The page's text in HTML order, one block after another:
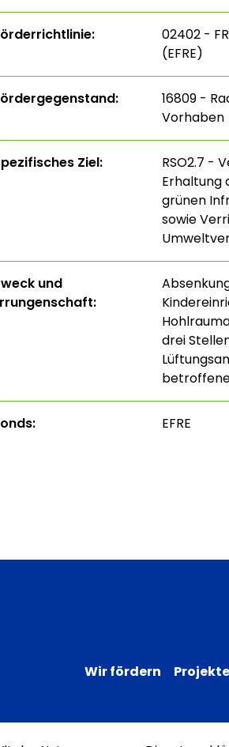
02402 -
(EFRE)
16809 -
Vorhaben
Ziel:
RSO2.7 -
Erhaltung
grünen
sowie
und
drei
EFRE
Wir fördern Projekte